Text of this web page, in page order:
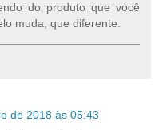
do produto que você
muda, que diferente.
de 2018 às 05:43